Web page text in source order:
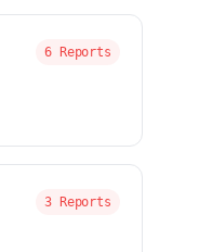
6 Reports
3 Reports